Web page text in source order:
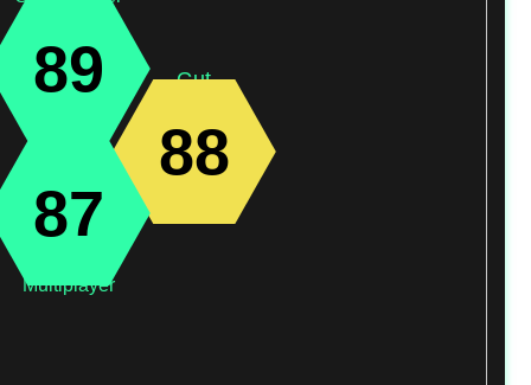
89
88
Gut
87
Multiplayer